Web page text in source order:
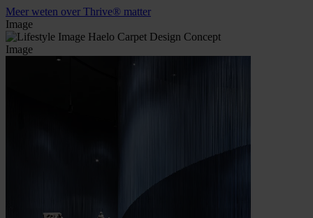
Meer weten over Thrive® matter
Image
Image